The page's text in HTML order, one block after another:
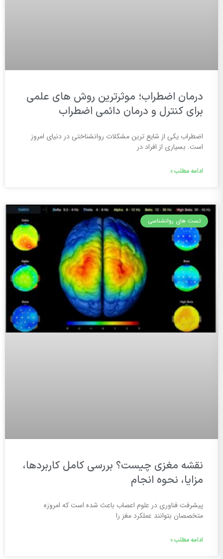
درمان اضطراب؛ موثرترین روش های علمی
برای کنترل و درمان دائمی اضطراب
اضطراب یکی از شایع ترین مشکلات روانشناختی در دنیای امروز
است. بسیاری از افراد در
ادامه مطلب »
تست های روانشناسی
نقشه مغزی چیست؟ بررسی کامل کاربردها،
مزایا، نحوه انجام
پیشرفت فناوری در علوم اعصاب باعث شده است که امروزه
متخصصان بتوانند عملکرد مغز را
ادامه مطلب »